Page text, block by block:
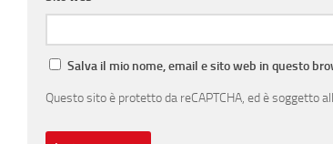
Salva il mio nome, email e sito web in questo
Questo sito è protetto da reCAPTCHA, ed è soggetto